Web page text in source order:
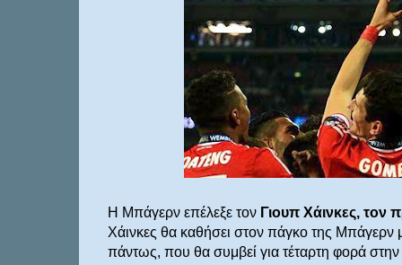
Η Μπάγερν επέλεξε τονΓιουπ Χάινκες, τον
Χάινκες θα καθήσει στον πάγκο της Μπάγερν
πάντως, που θα συμβεί για τέταρτη φορά στην